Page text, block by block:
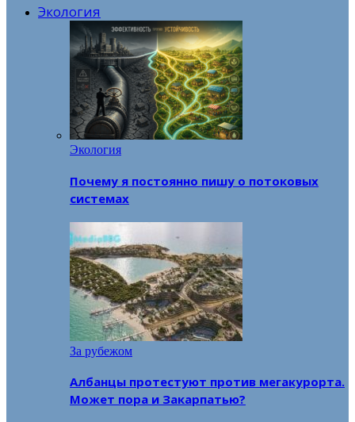
Экология
Экология
Почему я постоянно пишу о потоковых
системах
За рубежом
Албанцы протестуют против мегакурорта.
Может пора и Закарпатью?